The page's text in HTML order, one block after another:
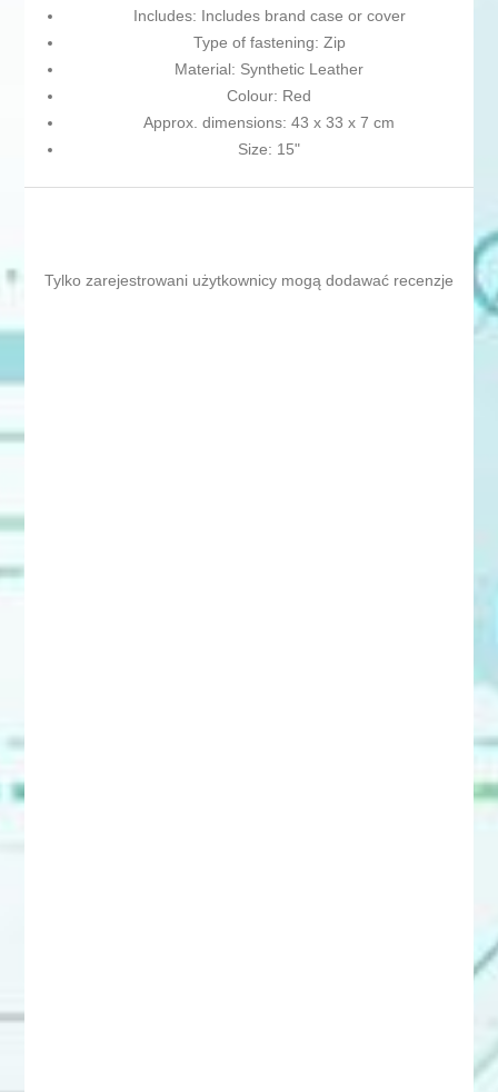
Includes: Includes brand case or cover
Type of fastening: Zip
Material: Synthetic Leather
Colour: Red
Approx. dimensions: 43 x 33 x 7 cm
Size: 15"
Tylko zarejestrowani użytkownicy mogą dodawać recenzje